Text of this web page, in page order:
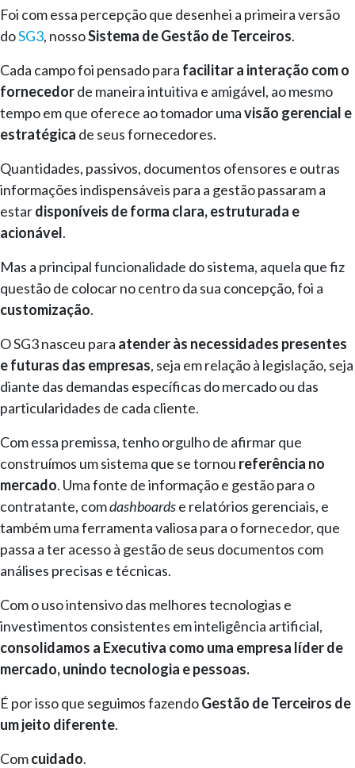
Foi com essa percepção que desenhei a primeira versão
doSG3, nossoSistema de Gestão de Terceiros.
Cada campo foi pensado para facilitar a interação com o
fornecedorde maneira intuitiva e amigável, ao mesmo
tempo em que oferece ao tomador umavisão gerencial e
estratégica de seus fornecedores.
Quantidades, passivos, documentos ofensores e outras
informações indispensáveis para a gestão passaram a
estardisponíveis de forma clara, estruturada e
acionável.
Mas a principal funcionalidade do sistema, aquela que fiz
questão de colocar no centro da sua concepção, foi a
customização.
O SG3 nasceu para atender às necessidades presentes
e futuras das empresas, seja em relação à legislação, seja
diante das demandas específicas do mercado ou das
particularidades de cada cliente.
Com essa premissa, tenho orgulho de afirmar que
construímos um sistema que se tornou referência no
mercado. Uma fonte de informação e gestão para o
contratante, comdashboardse relatórios gerenciais, e
também uma ferramenta valiosa para o fornecedor, que
passa a ter acesso à gestão de seus documentos com
análises precisas e técnicas.
Com o uso intensivo das melhores tecnologias e
investimentos consistentes em inteligência artificial,
consolidamos a Executiva como uma empresa líder de
mercado, unindo tecnologia e pessoas.
É por isso que seguimos fazendoGestão de Terceiros de
um jeito diferente.
Comcuidado.